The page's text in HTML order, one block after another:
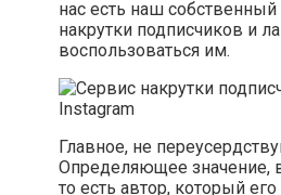
нас есть наш
накрутки подписчиков и
воспользоваться им.
Главное, не
Определяющее значение,
то есть автор, который